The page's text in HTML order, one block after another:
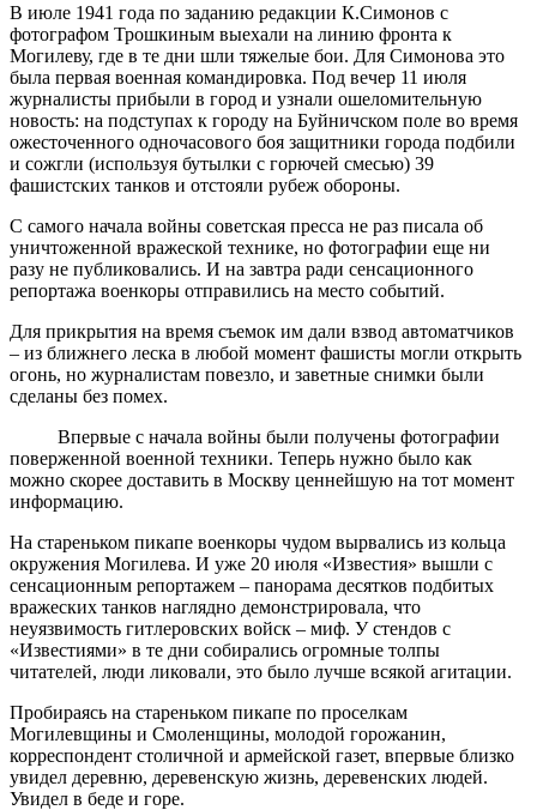
В июле 1941 года по заданию редакции К.Симонов с
фотографом Трошкиным выехали на линию фронта к
Могилеву, где в те дни шли тяжелые бои. Для Симонова это
была первая военная командировка. Под вечер 11 июля
журналисты прибыли в город и узнали ошеломительную
новость: на подступах к городу на Буйничском поле во время
ожесточенного одночасового боя защитники города подбили
и сожгли (используя бутылки с горючей смесью) 39
фашистских танков и отстояли рубеж обороны.
С самого начала войны советская пресса не раз писала об
уничтоженной вражеской технике, но фотографии еще ни
разу не публиковались. И на завтра ради сенсационного
репортажа военкоры отправились на место событий.
Для прикрытия на время съемок им дали взвод автоматчиков
– из ближнего леска в любой момент фашисты могли открыть
огонь, но журналистам повезло, и заветные снимки были
сделаны без помех.
Впервые с начала войны были получены фотографии
поверженной военной техники. Теперь нужно было как
можно скорее доставить в Москву ценнейшую на тот момент
информацию.
На стареньком пикапе военкоры чудом вырвались из кольца
окружения Могилева. И уже 20 июля «Известия» вышли с
сенсационным репортажем – панорама десятков подбитых
вражеских танков наглядно демонстрировала, что
неуязвимость гитлеровских войск – миф. У стендов с
«Известиями» в те дни собирались огромные толпы
читателей, люди ликовали, это было лучше всякой агитации.
Пробираясь на стареньком пикапе по проселкам
Могилевщины и Смоленщины, молодой горожанин,
корреспондент столичной и армейской газет, впервые близко
увидел деревню, деревенскую жизнь, деревенских людей.
Увидел в беде и горе.